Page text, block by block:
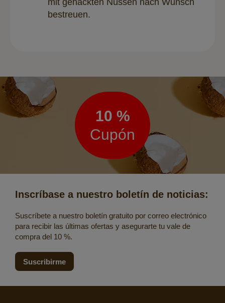
bestreuen.
Boletín
de
noticias
10 %
Cupón
Inscríbase a nuestro boletín de noticias:
Suscríbete a nuestro boletín gratuito por correo electrónico
para recibir las últimas ofertas y asegurarte tu vale de
compra del 10 %.
Suscribirme